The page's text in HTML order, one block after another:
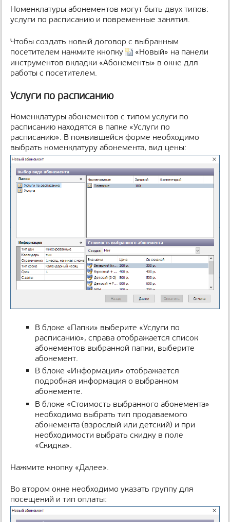
Номенклатуры абонементов могут быть двух типов:
услуги по расписанию и повременные занятия.
Чтобы создать новый договор с выбранным
посетителем нажмите кнопку
«Новый» на панели
инструментов вкладки «Абонементы» в окне для
работы с посетителем.
Услуги по расписанию
Номенклатуры абонементов с типом услуги по
расписанию находятся в папке «Услуги по
расписанию». В появившейся форме необходимо
выбрать номенклатуру абонемента, вид цены:
В блоке «Папки» выберите «Услуги по
расписанию», справа отображается список
абонементов выбранной папки, выберите
абонемент.
В блоке «Информация» отображается
подробная информация о выбранном
абонементе.
В блоке «Стоимость выбранного абонемента»
необходимо выбрать тип продаваемого
абонемента (взрослый или детский) и при
необходимости выбрать скидку в поле
«Скидка».
Нажмите кнопку «Далее».
Во втором окне необходимо указать группу для
посещений и тип оплаты: